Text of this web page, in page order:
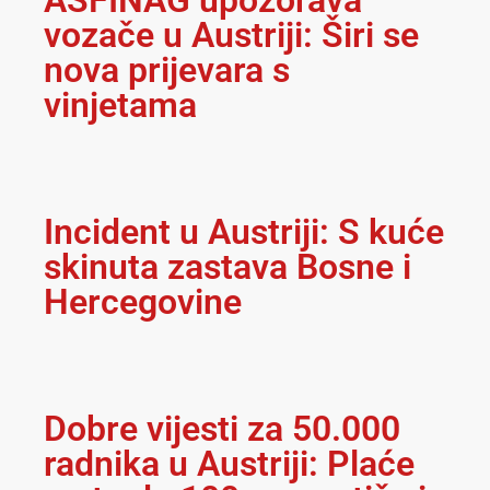
vozače u Austriji: Širi se
nova prijevara s
vinjetama
Incident u Austriji: S kuće
skinuta zastava Bosne i
Hercegovine
Dobre vijesti za 50.000
radnika u Austriji: Plaće